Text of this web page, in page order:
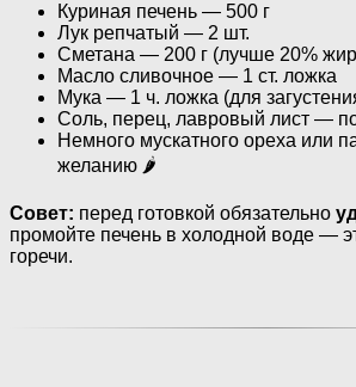
Куриная печень — 500 г
Лук репчатый — 2 шт.
Сметана — 200 г (лучше 20%
Масло сливочное — 1 ст. ложка
Мука — 1 ч. ложка (для
Соль, перец, лавровый лист —
Немного мускатного ореха или
желанию 🌶
Совет: перед готовкой обязательно
промойте печень в холодной воде —
горечи.